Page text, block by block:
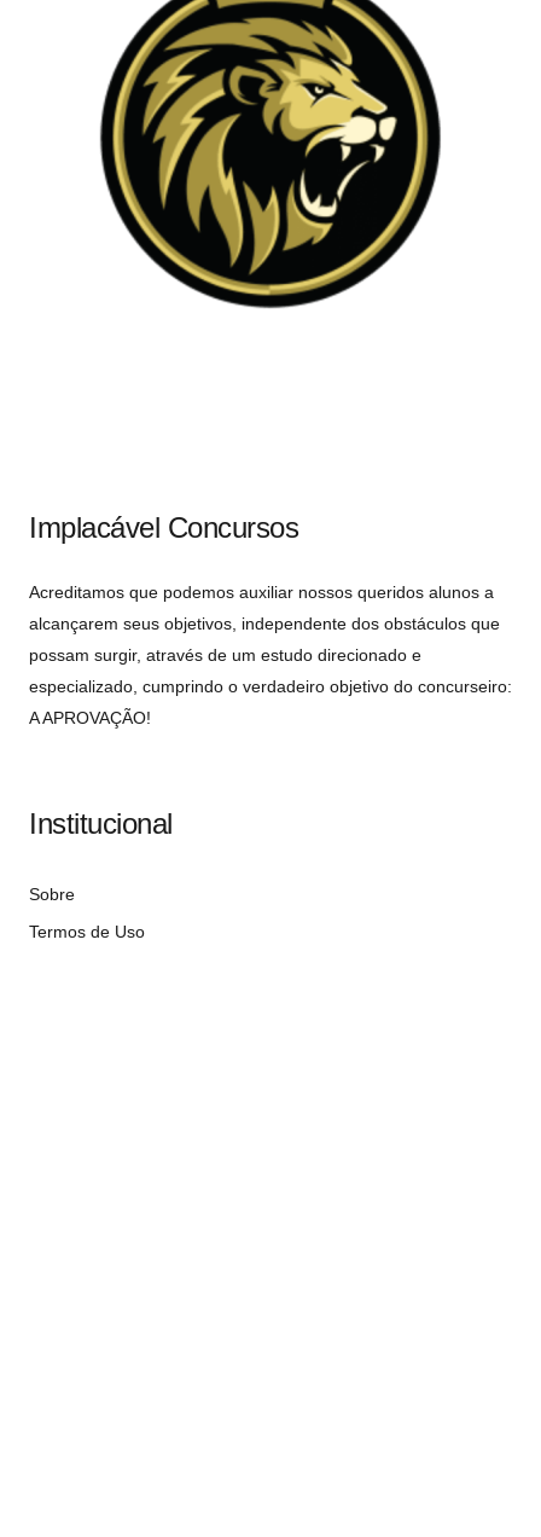
Implacável Concursos
Acreditamos que podemos auxiliar nossos queridos alunos a
alcançarem seus objetivos, independente dos obstáculos que
possam surgir, através de um estudo direcionado e
especializado, cumprindo o verdadeiro objetivo do concurseiro:
A APROVAÇÃO!
Institucional
Sobre
Termos de Uso